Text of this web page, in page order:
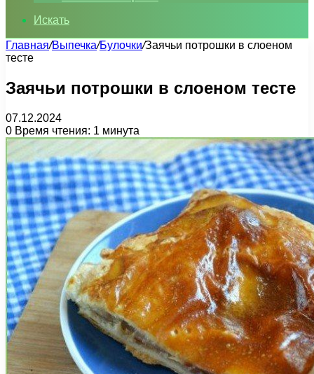
Искать
Главная/Выпечка/Булочки/Заячьи потрошки в слоеном
тесте
Заячьи потрошки в слоеном тесте
07.12.2024
0 Время чтения: 1 минута